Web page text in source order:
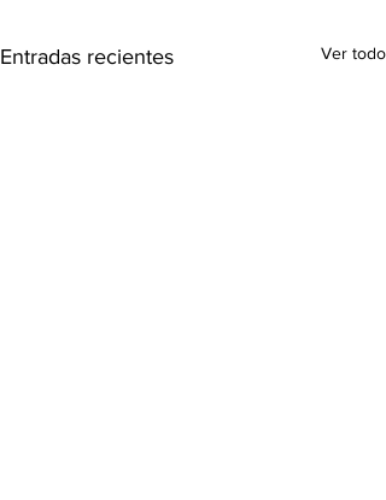
Entradas recientes Ver todo